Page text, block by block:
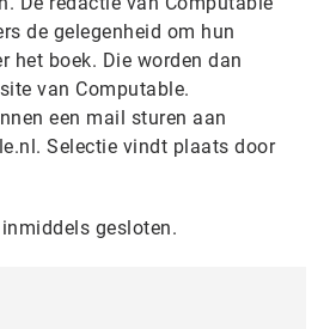
de gelegenheid om hun
het boek. Die worden dan
van Computable.
een mail sturen aan
Selectie vindt plaats door
gesloten.